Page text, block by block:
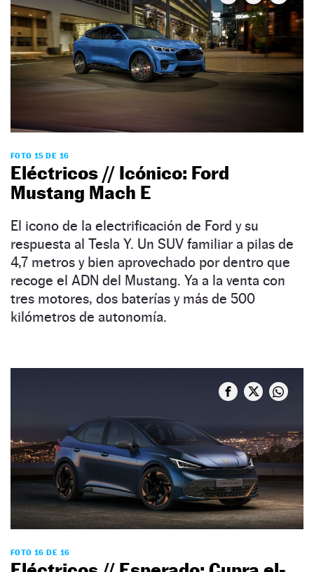
FOTO 15 DE 16
Eléctricos // Icónico: Ford
Mustang Mach E
El icono de la electrificación de Ford y su
respuesta al Tesla Y. Un SUV familiar a pilas de
4,7 metros y bien aprovechado por dentro que
recoge el ADN del Mustang. Ya a la venta con
tres motores, dos baterías y más de 500
kilómetros de autonomía.
FOTO 16 DE 16